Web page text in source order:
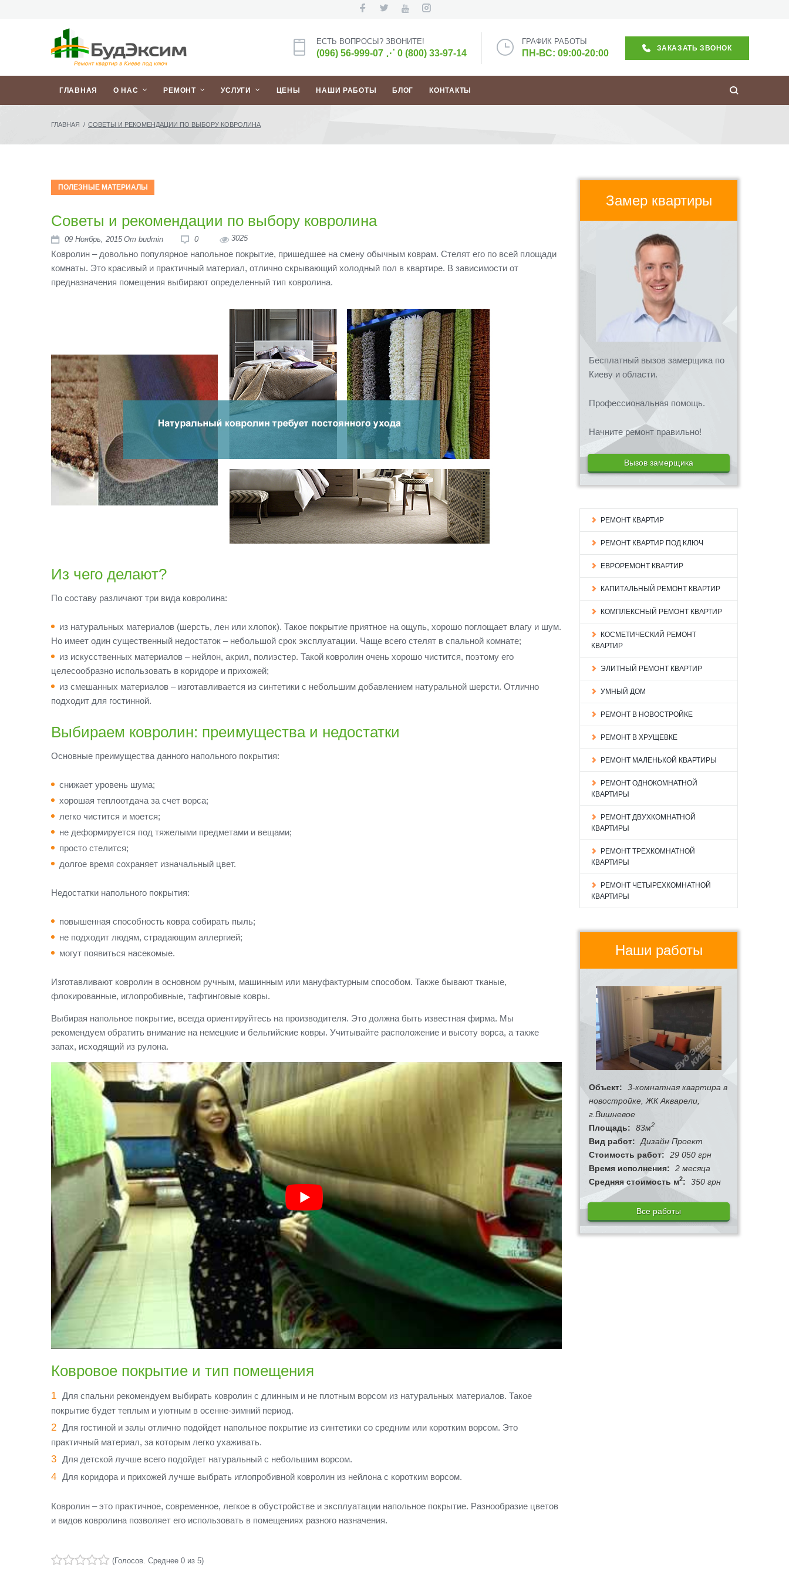
ЕСТЬ ВОПРОСЫ? ЗВОНИТЕ!
(096) 56-999-07⋰ 0 (800) 33-97-14
ГРАФИК РАБОТЫ
ПН-ВС: 09:00-20:00 ЗАКАЗАТЬ ЗВОНОК
ГЛАВНАЯ О НАС РЕМОНТ УСЛУГИ ЦЕНЫ НАШИ РАБОТЫ БЛОГ КОНТАКТЫ
ГЛАВНАЯ / СОВЕТЫ И РЕКОМЕНДАЦИИ ПО ВЫБОРУ КОВРОЛИНА
ПОЛЕЗНЫЕ МАТЕРИАЛЫ
Советы и рекомендации по выбору ковролина
09 Ноябрь, 2015 От budmin 0 3025
Ковролин – довольно популярное напольное покрытие, пришедшее на смену обычным коврам. Стелят его по всей площади
комнаты. Это красивый и практичный материал, отлично скрывающий холодный пол в квартире. В зависимости от
предназначения помещения выбирают определенный тип ковролина.
Из чего делают?
По составу различают три вида ковролина:
из натуральных материалов (шерсть, лен или хлопок). Такое покрытие приятное на ощупь, хорошо поглощает влагу и шум.
Но имеет один существенный недостаток – небольшой срок эксплуатации. Чаще всего стелят в спальной комнате;
из искусственных материалов – нейлон, акрил, полиэстер. Такой ковролин очень хорошо чистится, поэтому его
целесообразно использовать в коридоре и прихожей;
из смешанных материалов – изготавливается из синтетики с небольшим добавлением натуральной шерсти. Отлично
подходит для гостинной.
Выбираем ковролин: преимущества и недостатки
Основные преимущества данного напольного покрытия:
снижает уровень шума;
хорошая теплоотдача за счет ворса;
легко чистится и моется;
не деформируется под тяжелыми предметами и вещами;
просто стелится;
долгое время сохраняет изначальный цвет.
Недостатки напольного покрытия:
повышенная способность ковра собирать пыль;
не подходит людям, страдающим аллергией;
могут появиться насекомые.
Изготавливают ковролин в основном ручным, машинным или мануфактурным способом. Также бывают тканые,
флокированные, иглопробивные, тафтинговые ковры.
Выбирая напольное покрытие, всегда ориентируйтесь на производителя. Это должна быть известная фирма. Мы
рекомендуем обратить внимание на немецкие и бельгийские ковры. Учитывайте расположение и высоту ворса, а также
запах, исходящий из рулона.
Ковровое покрытие и тип помещения
Для спальни рекомендуем выбирать ковролин с длинным и не плотным ворсом из натуральных материалов. Такое
покрытие будет теплым и уютным в осенне-зимний период.
Для гостиной и залы отлично подойдет напольное покрытие из синтетики со средним или коротким ворсом. Это
практичный материал, за которым легко ухаживать.
Для детской лучше всего подойдет натуральный с небольшим ворсом.
Для коридора и прихожей лучше выбрать иглопробивной ковролин из нейлона с коротким ворсом.
Ковролин – это практичное, современное, легкое в обустройстве и эксплуатации напольное покрытие. Разнообразие цветов
и видов ковролина позволяет его использовать в помещениях разного назначения.
(Голосов . Среднее 0 из 5)
Замер квартиры
Бесплатный вызов замерщика по
Киеву и области.
Профессиональная помощь.
Начните ремонт правильно!
Вызов замерщика
РЕМОНТ КВАРТИР
РЕМОНТ КВАРТИР ПОД КЛЮЧ
ЕВРОРЕМОНТ КВАРТИР
КАПИТАЛЬНЫЙ РЕМОНТ КВАРТИР
КОМПЛЕКСНЫЙ РЕМОНТ КВАРТИР
КОСМЕТИЧЕСКИЙ РЕМОНТ
КВАРТИР
ЭЛИТНЫЙ РЕМОНТ КВАРТИР
УМНЫЙ ДОМ
РЕМОНТ В НОВОСТРОЙКЕ
РЕМОНТ В ХРУЩЕВКЕ
РЕМОНТ МАЛЕНЬКОЙ КВАРТИРЫ
РЕМОНТ ОДНОКОМНАТНОЙ
КВАРТИРЫ
РЕМОНТ ДВУХКОМНАТНОЙ
КВАРТИРЫ
РЕМОНТ ТРЕХКОМНАТНОЙ
КВАРТИРЫ
РЕМОНТ ЧЕТЫРЕХКОМНАТНОЙ
КВАРТИРЫ
Наши работы
Объект:
3-комнатная квартира в
новостройке, ЖК Акварели,
г.Вишневое
Площадь:
83м2
Вид работ:
Дизайн Проект
Стоимость работ:
29 050 грн
Время исполнения:
2 месяца
Средняя стоимость м2: 350 грн
Все работы